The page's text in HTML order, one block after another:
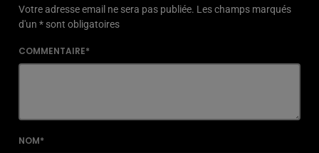
Votre adresse email ne sera pas publiée. Les champs marqués
d'un * sont obligatoires
COMMENTAIRE*
NOM*